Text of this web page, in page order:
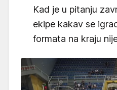
Kad je u pitanju
ekipe kakav se
formata na kraju